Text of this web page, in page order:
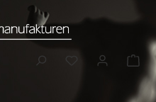
Du hast 0